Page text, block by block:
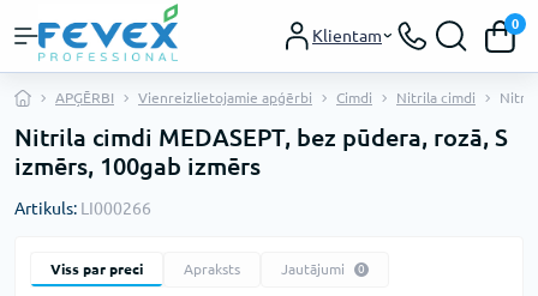
Klientam
0
APĢĒRBI Vienreizlietojamie apģērbi Cimdi Nitrila cimdi
Nitrila cimdi MEDASEPT, bez pūdera, rozā, S
izmērs, 100gab izmērs
Artikuls: LI000266
Viss par preci Apraksts Jautājumi 0